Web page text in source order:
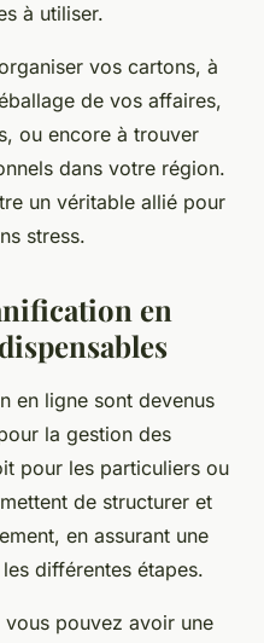
à utiliser.
vos cartons, à
de vos affaires,
ou encore à trouver
dans votre région.
un véritable allié pour
stress.
en
en ligne sont devenus
la gestion des
pour les particuliers ou
de structurer et
en assurant une
différentes étapes.
pouvez avoir une